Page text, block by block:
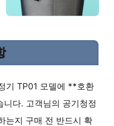
기 TP01 모델에 **호환
다. 고객님의 공기청정
는지 구매 전 반드시 확